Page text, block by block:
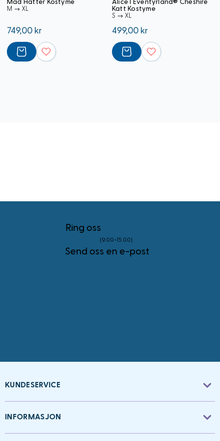
Mad Hatter Kostyme
M → XL
749,00 kr
Alice I Eventyrland® Cheshire
Katt Kostyme
S → XL
499,00 kr
Ring oss
(9.00-15.00)
Send oss en e-post
KUNDESERVICE
INFORMASJON